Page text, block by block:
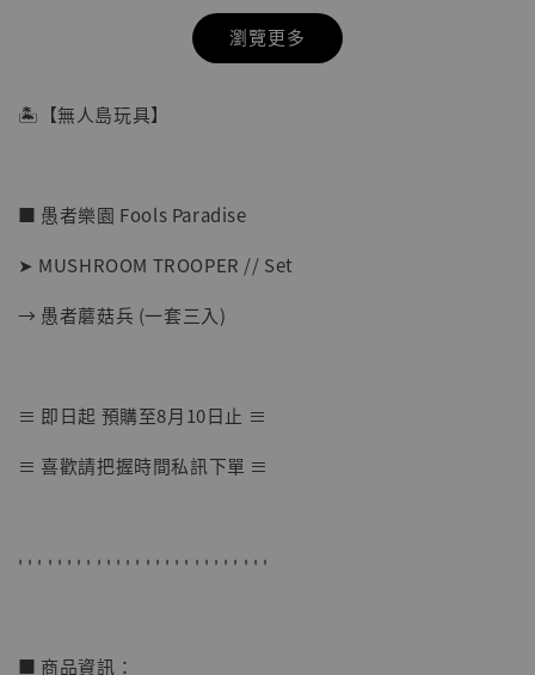
【店內現貨】七龍珠 系列蒐藏雕像 悟空 鳥山
NT$ 4,280
瀏覽更多
🏝【無人島玩具】
■ 愚者樂園 Fools Paradise
➤ MUSHROOM TROOPER // Set
→ 愚者蘑菇兵 (一套三入)
≡ 即日起 預購至8月10日止 ≡
≡ 喜歡請把握時間私訊下單 ≡
' ' ' ' ' ' ' ' ' ' ' ' ' ' ' ' ' ' ' ' ' ' ' ' ' '
■ 商品資訊：